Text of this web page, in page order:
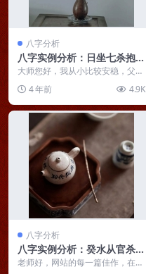
八字分析
八字实例分析：日坐七杀抱虎
眠，财生杀旺祸连连
大师您好，我从小比较安稳，父母
解。只是母亲的腰背一...
4 年前 4.9K
八字分析
八字实例分析：癸水从官杀见
伤官，大运顺逆反反覆覆
老师好，网站的每一篇佳作，在下